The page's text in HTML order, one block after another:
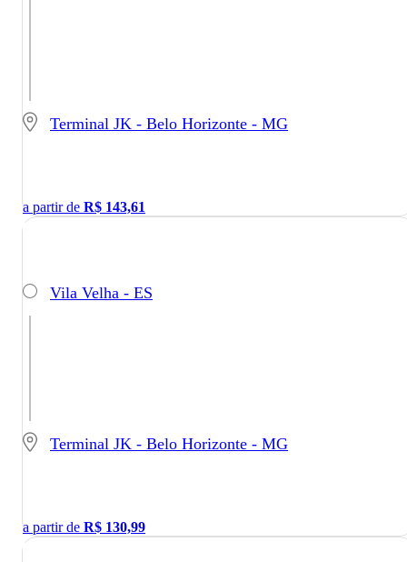
Terminal JK - Belo Horizonte - MG
a partir de R$ 143,61
Vila Velha - ES
Terminal JK - Belo Horizonte - MG
a partir de R$ 130,99